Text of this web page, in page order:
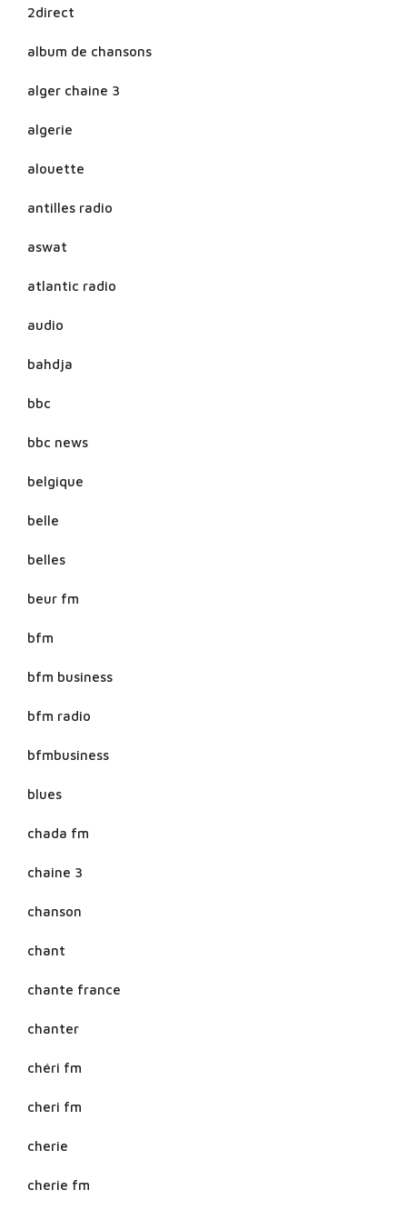
2direct
album de chansons
alger chaine 3
algerie
alouette
antilles radio
aswat
atlantic radio
audio
bahdja
bbc
bbc news
belgique
belle
belles
beur fm
bfm
bfm business
bfm radio
bfmbusiness
blues
chada fm
chaine 3
chanson
chant
chante france
chanter
chéri fm
cheri fm
cherie
cherie fm